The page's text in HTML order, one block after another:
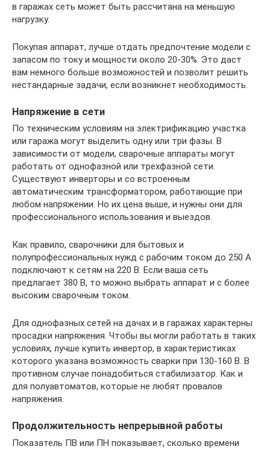
в гаражах сеть может быть рассчитана на меньшую
нагрузку.
Покупая аппарат, лучше отдать предпочтение модели с
запасом по току и мощности около 20-30%. Это даст
вам немного больше возможностей и позволит решить
нестандарные задачи, если возникнет необходимость.
Напряжение в сети
По техническим условиям на электрификацию участка
или гаража могут выделить одну или три фазы. В
зависимости от модели, сварочные аппараты могут
работать от однофазной или трехфазной сети.
Существуют инверторы и со встроенным
автоматическим трансформатором, работающие при
любом напряжении. Но их цена выше, и нужны они для
профессионального использования и выездов.
Как правило, сварочники для бытовых и
полупрофессиональных нужд с рабочим током до 250 А
подключают к сетям на 220 В. Если ваша сеть
предлагает 380 В, то можно выбрать аппарат и с более
высоким сварочным током.
Для однофазных сетей на дачах и в гаражах характерны
просадки напряжения. Чтобы вы могли работать в таких
условиях, лучше купить инвертор, в характеристиках
которого указана возможность сварки при 130-160 В. В
противном случае понадобиться стабилизатор. Как и
для полуавтоматов, которые не любят провалов
напряжения.
Продолжительность непрерывной работы
Показатель ПВ или ПН показывает, сколько времени